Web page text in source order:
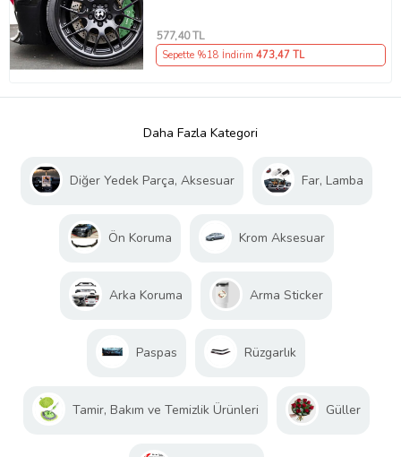
577,40 TL
Sepette %18 İndirim 473,47 TL
Daha Fazla Kategori
Diğer Yedek Parça, Aksesuar Far, Lamba
Ön Koruma Krom Aksesuar
Arka Koruma Arma Sticker
Paspas Rüzgarlık
Tamir, Bakım ve Temizlik Ürünleri Güller